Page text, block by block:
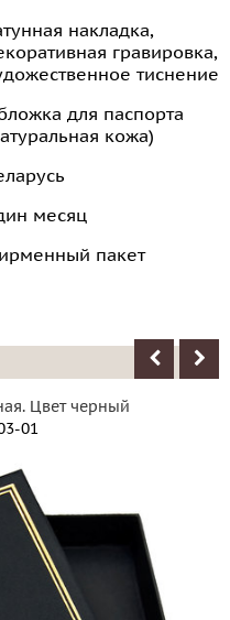
накладка,
гравировка,
тиснение
для паспорта
кожа)
месяц
пакет
Цвет черный
01